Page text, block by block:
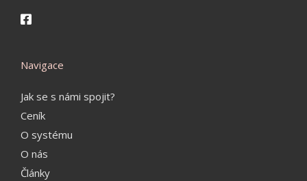
Navigace
Jak se s námi spojit?
Ceník
O systému
O nás
Články